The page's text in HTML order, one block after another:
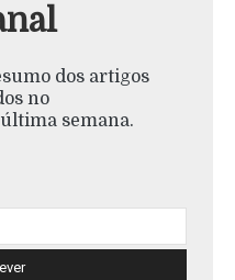
dos artigos
no
semana.